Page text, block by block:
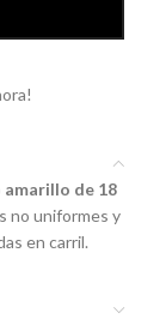
amarillo de 18
no uniformes y
en carril.